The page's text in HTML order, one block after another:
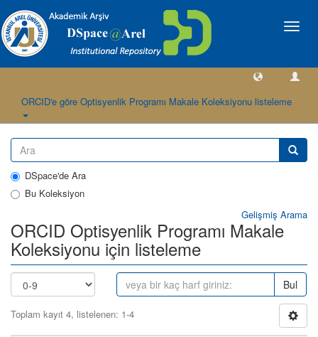
Geçiş
ORCID'e göre Optisyenlik Programı Makale Koleksiyonu listeleme
DSpace'de Ara
Bu Koleksiyon
Gelişmiş Arama
ORCID Optisyenlik Programı Makale
Koleksiyonu için listeleme
Bul
Toplam kayıt 4, listelenen: 1-4